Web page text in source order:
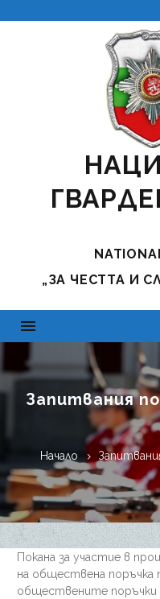
„ЗА ЧЕСТТА И
Запитвания
Начало
Покана за участие в
на обществена поръчка
обществените поръчки